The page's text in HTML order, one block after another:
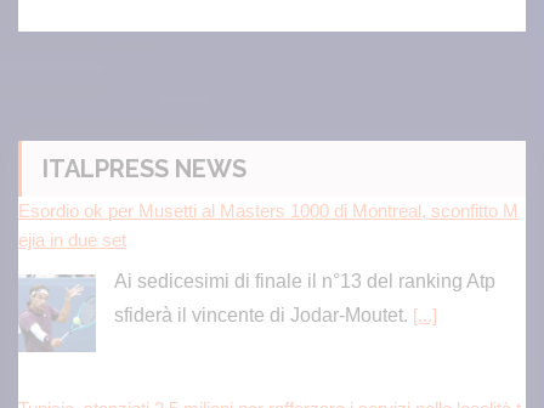
ITALPRESS NEWS
Tunisia, stanziati 2,5 milioni per rafforzare i servizi nelle località t
uristiche
TUNISI (TUNISIA) (ITALPRESS) – La Tunisia
ha stanziato circa 2,5 milioni di euro (8,425